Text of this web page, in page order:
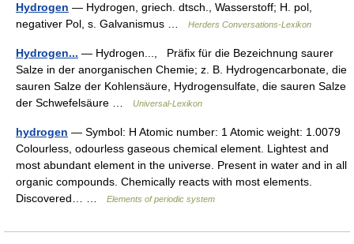
Hydrogen — Hydrogen, griech. dtsch., Wasserstoff; H. pol,
negativer Pol, s. Galvanismus …
Herders Conversations-Lexikon
Hydrogen... — Hydrogen..., Präfix für die Bezeichnung saurer
Salze in der anorganischen Chemie; z. B. Hydrogencarbonate, die
sauren Salze der Kohlensäure, Hydrogensulfate, die sauren Salze
der Schwefelsäure …
Universal-Lexikon
hydrogen — Symbol: H Atomic number: 1 Atomic weight: 1.0079
Colourless, odourless gaseous chemical element. Lightest and
most abundant element in the universe. Present in water and in all
organic compounds. Chemically reacts with most elements.
Discovered… …
Elements of periodic system